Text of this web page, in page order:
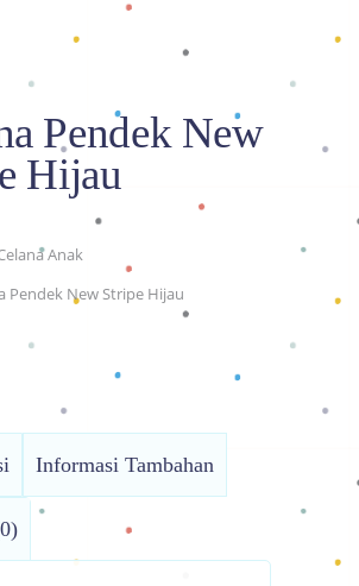
Pendek New
Hijau
Anak
Pendek New Stripe Hijau
Informasi Tambahan